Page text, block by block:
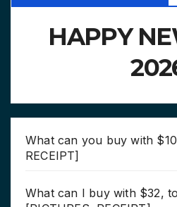
HAPPY
What can you buy with
RECEIPT]
What can I buy with $32,